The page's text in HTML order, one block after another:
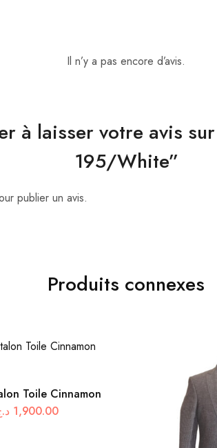
Il n’y a pas encore d’avis.
à laisser votre avis
195/White”
publier un avis.
Produits connexes
Toile Cinnamon
1,900.00